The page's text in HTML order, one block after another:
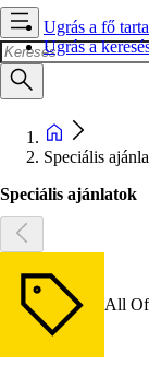
Ugrás a fő
Ugrás a
Speciális
Speciális ajánlatok
All